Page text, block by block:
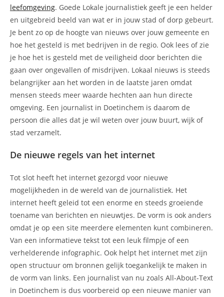
leefomgeving. Goede Lokale journalistiek geeft je een helder
en uitgebreid beeld van wat er in jouw stad of dorp gebeurt.
Je bent zo op de hoogte van nieuws over jouw gemeente en
hoe het gesteld is met bedrijven in de regio. Ook lees of zie
je hoe het is gesteld met de veiligheid door berichten die
gaan over ongevallen of misdrijven. Lokaal nieuws is steeds
belangrijker aan het worden in de laatste jaren omdat
mensen steeds meer waarde hechten aan hun directe
omgeving. Een journalist in Doetinchem is daarom de
persoon die alles dat je wil weten over jouw buurt, wijk of
stad verzamelt.
De nieuwe regels van het internet
Tot slot heeft het internet gezorgd voor nieuwe
mogelijkheden in de wereld van de journalistiek. Het
internet heeft geleid tot een enorme en steeds groeiende
toename van berichten en nieuwtjes. De vorm is ook anders
omdat je op een site meerdere elementen kunt combineren.
Van een informatieve tekst tot een leuk filmpje of een
verhelderende infographic. Ook helpt het internet met zijn
open structuur om bronnen gelijk toegankelijk te maken in
de vorm van links. Een journalist van nu zoals All-About-Text
in Doetinchem is dus voorbereid op een nieuwe manier van